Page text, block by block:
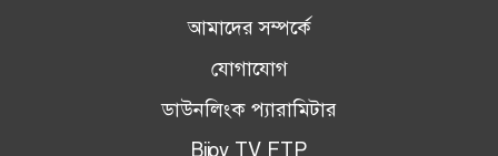
আমাদের সম্পর্কে
যোগাযোগ
ডাউনলিংক প্যারামিটার
Bijoy TV FTP